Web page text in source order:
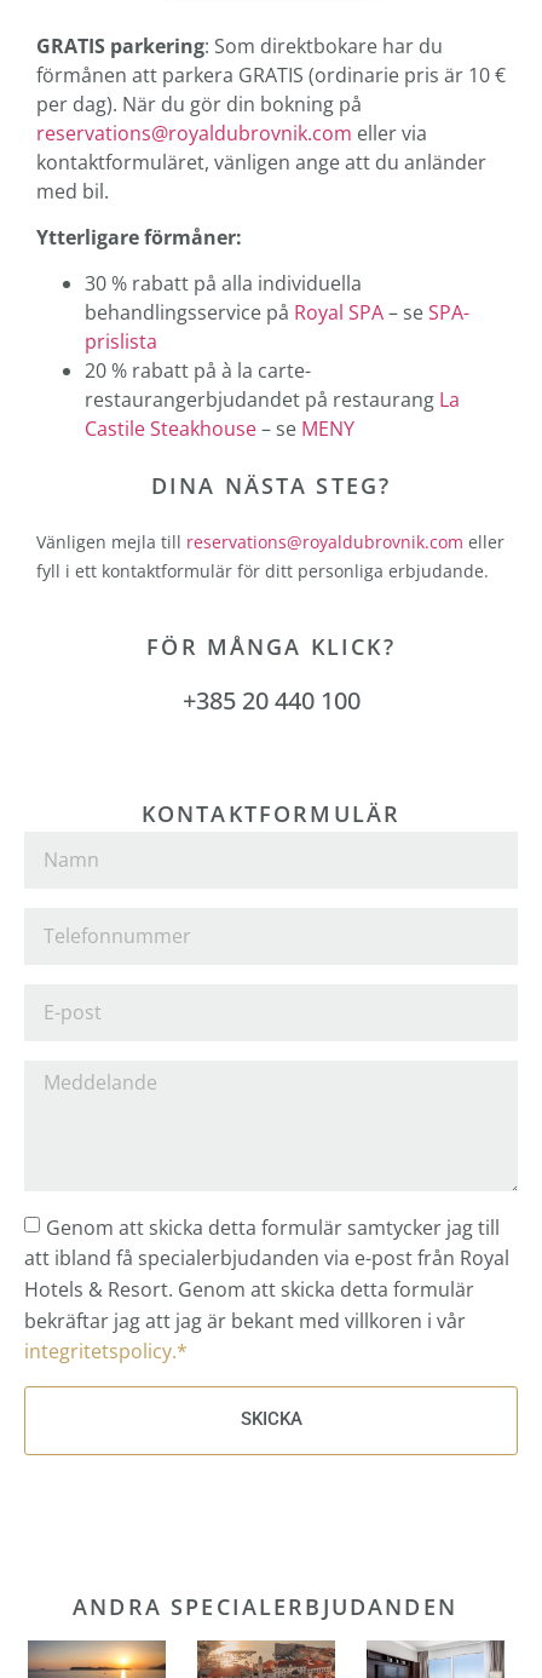
GRATIS parkering: Som direktbokare har du
förmånen att parkera GRATIS (ordinarie pris är 10 €
per dag). När du gör din bokning på
reservations@royaldubrovnik.com eller via
kontaktformuläret, vänligen ange att du anländer
med bil.
Ytterligare förmåner:
30 % rabatt på alla individuella
behandlingsservice på Royal SPA– seSPA-
prislista
20 % rabatt på à la carte-
restaurangerbjudandet på restaurang La
Castile Steakhouse– se MENY
DINA NÄSTA STEG?
Vänligen mejla till reservations@royaldubrovnik.com eller
fyll i ett kontaktformulär för ditt personliga erbjudande.
FÖR MÅNGA KLICK?
+385 20 440 100
KONTAKTFORMULÄR
Genom att skicka detta formulär samtycker jag till
att ibland få specialerbjudanden via e-post från Royal
Hotels & Resort. Genom att skicka detta formulär
bekräftar jag att jag är bekant med villkoren i vår
integritetspolicy.*
SKICKA
ANDRA SPECIALERBJUDANDEN